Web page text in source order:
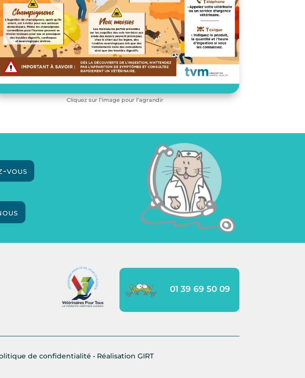
Cliquez sur l’image pour l’agrandir
vous
01 39 69 50 09
de confidentialité • Réalisation GIRT